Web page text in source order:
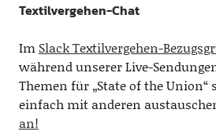
Textilvergehen-Chat
Im Slack Textilvergehen-
während unserer Live-
Themen für „State of the Union“
einfach mit anderen
an!